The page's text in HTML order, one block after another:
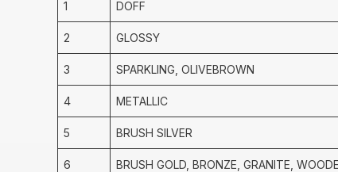
1 DOFF
2 GLOSSY
3 SPARKLING, OLIVEBROWN
4 METALLIC
5 BRUSH SILVER
6 BRUSH GOLD, BRONZE, GRANITE,